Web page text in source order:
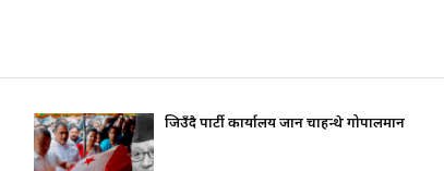
जिउँदै पार्टी कार्यालय जान चाहन्थे गोपालमान